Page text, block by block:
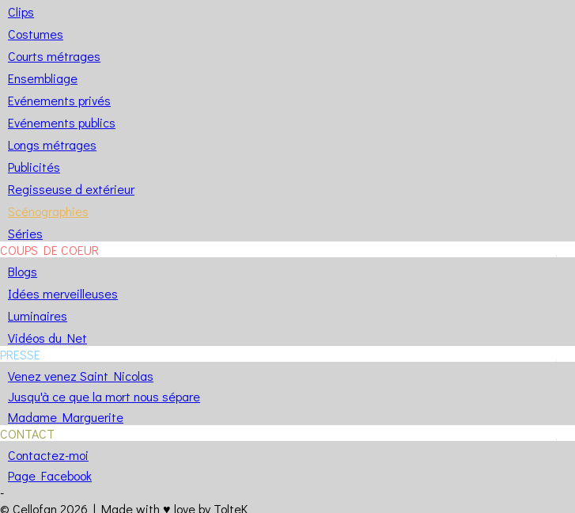
Clips
Costumes
Courts métrages
Ensembliage
Evénements privés
Evénements publics
Longs métrages
Publicités
Regisseuse d extérieur
Scénographies
Séries
COUPS DE COEUR
Blogs
Idées merveilleuses
Luminaires
Vidéos du Net
PRESSE
Venez venez Saint Nicolas
Jusqu'à ce que la mort nous sépare
Madame Marguerite
CONTACT
Contactez-moi
Page Facebook
-
© Cellofan 2026 | Made with ♥️ loveby TolteK